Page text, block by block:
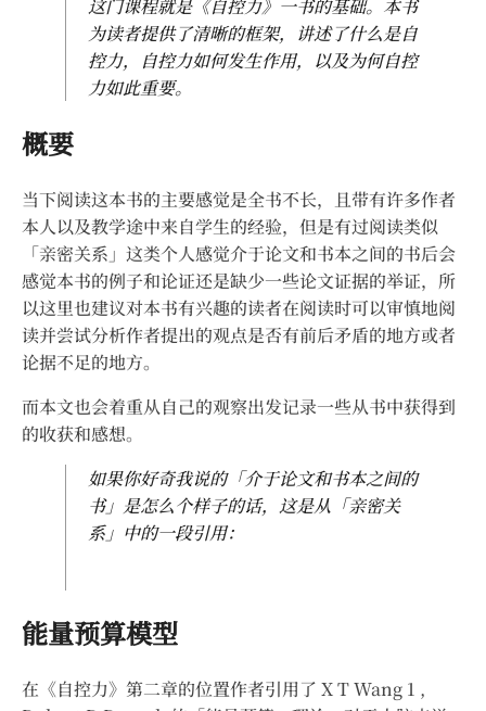
这门课程就是《自控力》一书的基础。本书
为读者提供了清晰的框架，讲述了什么是自
控力，自控力如何发生作用，以及为何自控
力如此重要。
概要
当下阅读这本书的主要感觉是全书不长，且带有许多作者
本人以及教学途中来自学生的经验，但是有过阅读类似
「亲密关系」这类个人感觉介于论文和书本之间的书后会
感觉本书的例子和论证还是缺少一些论文证据的举证，所
以这里也建议对本书有兴趣的读者在阅读时可以审慎地阅
读并尝试分析作者提出的观点是否有前后矛盾的地方或者
论据不足的地方。
而本文也会着重从自己的观察出发记录一些从书中获得到
的收获和感想。
如果你好奇我说的「介于论文和书本之间的
书」是怎么个样子的话，这是从「亲密关
系」中的一段引用：
能量预算模型
在《自控力》第二章的位置作者引用了 X T Wang 1 ,